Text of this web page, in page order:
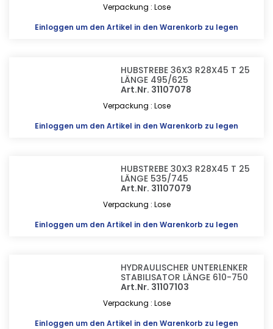
Verpackung : Lose
Einloggen um den Artikel in den Warenkorb zu legen
HUBSTREBE 36X3 R28X45 T 25
LÄNGE 495/625
Art.Nr. 31107078
Verpackung : Lose
Einloggen um den Artikel in den Warenkorb zu legen
HUBSTREBE 30X3 R28X45 T 25
LÄNGE 535/745
Art.Nr. 31107079
Verpackung : Lose
Einloggen um den Artikel in den Warenkorb zu legen
HYDRAULISCHER UNTERLENKER
STABILISATOR LÄNGE 610-750
Art.Nr. 31107103
Verpackung : Lose
Einloggen um den Artikel in den Warenkorb zu legen